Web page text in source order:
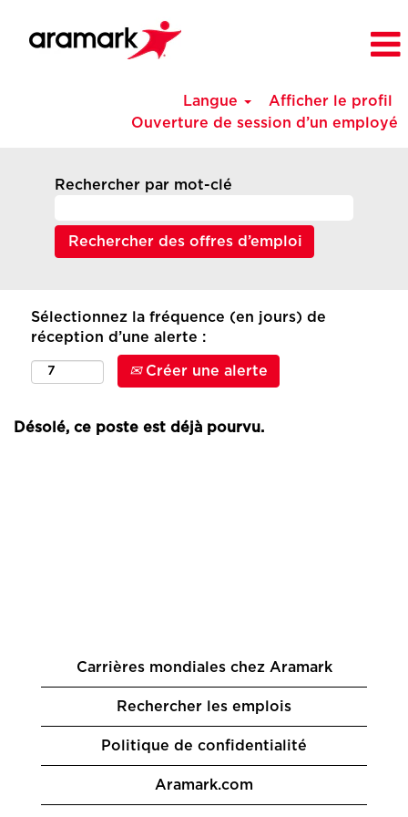
Langue
Afficher le profil
Ouverture de session d’un employé
Rechercher par mot-clé
Sélectionnez la fréquence (en jours) de
réception d’une alerte :
Créer une alerte
Désolé, ce poste est déjà pourvu.
Carrières mondiales chez Aramark
Rechercher les emplois
Politique de confidentialité
Aramark.com